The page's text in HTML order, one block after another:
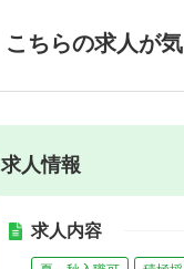
こちらの求人が
求人情報
求人内容